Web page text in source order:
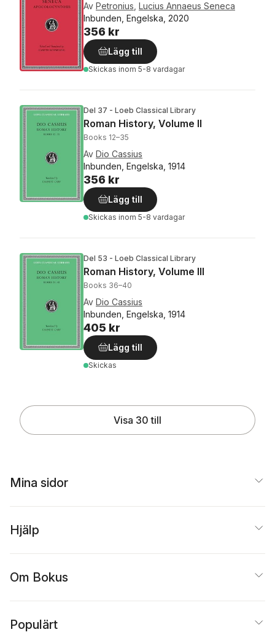
Av Petronius Lucius Annaeus Seneca
Inbunden, Engelska, 2020
356 kr
Lägg till
Skickas inom 5-8 vardagar
Del 37 - Loeb Classical Library
Roman History, Volume II
Books 12–35
Av Dio Cassius
Inbunden, Engelska, 1914
356 kr
Lägg till
Skickas inom 5-8 vardagar
Del 53 - Loeb Classical Library
Roman History, Volume III
Books 36–40
Av Dio Cassius
Inbunden, Engelska, 1914
405 kr
Lägg till
Skickas
Visa 30 till
Mina sidor
Hjälp
Om Bokus
Populärt